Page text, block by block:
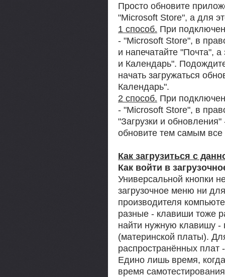
Просто обновите
"Microsoft Store", а для
1 способ. При
- "Microsoft Store", в
и напечатайте "Почта",
и Календарь".
начать загружаться
Календарь".
2 способ. При
- "Microsoft Store", в
"Загрузки и
обновите тем самым
Как загрузиться с
Как войти в
Универсальной кнопки
загрузочное меню ни
производителя
разные - клавиши тоже
найти нужную клавишу -
(материнской платы).
распространённых
Едино лишь время,
время